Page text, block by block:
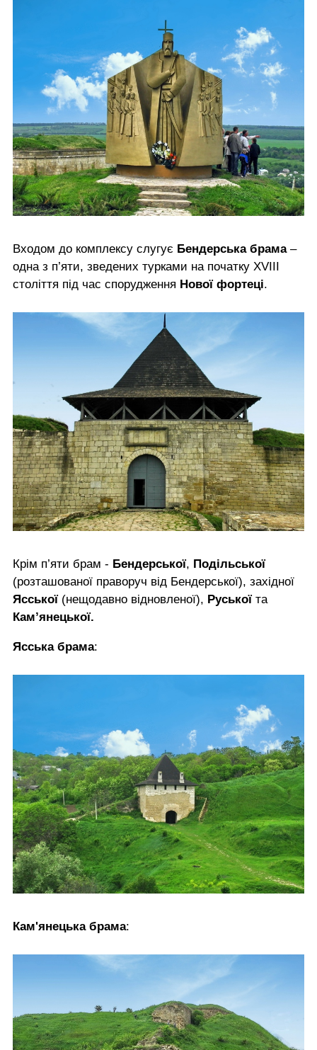
Входом до комплексу слугує Бендерська брама –
одна з п’яти, зведених турками на початку XVIII
століття під час спорудження Нової фортеці.
Крім п’яти брам - Бендерської, Подільської
(розташованої праворуч від Бендерської), західної
Ясської (нещодавно відновленої), Руської та
Кам’янецької.
Ясська брама:
Кам'янецька брама: